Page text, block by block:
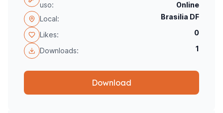
uso:
Online
Local:
Brasilia DF
Likes: 0
Downloads: 1
Download